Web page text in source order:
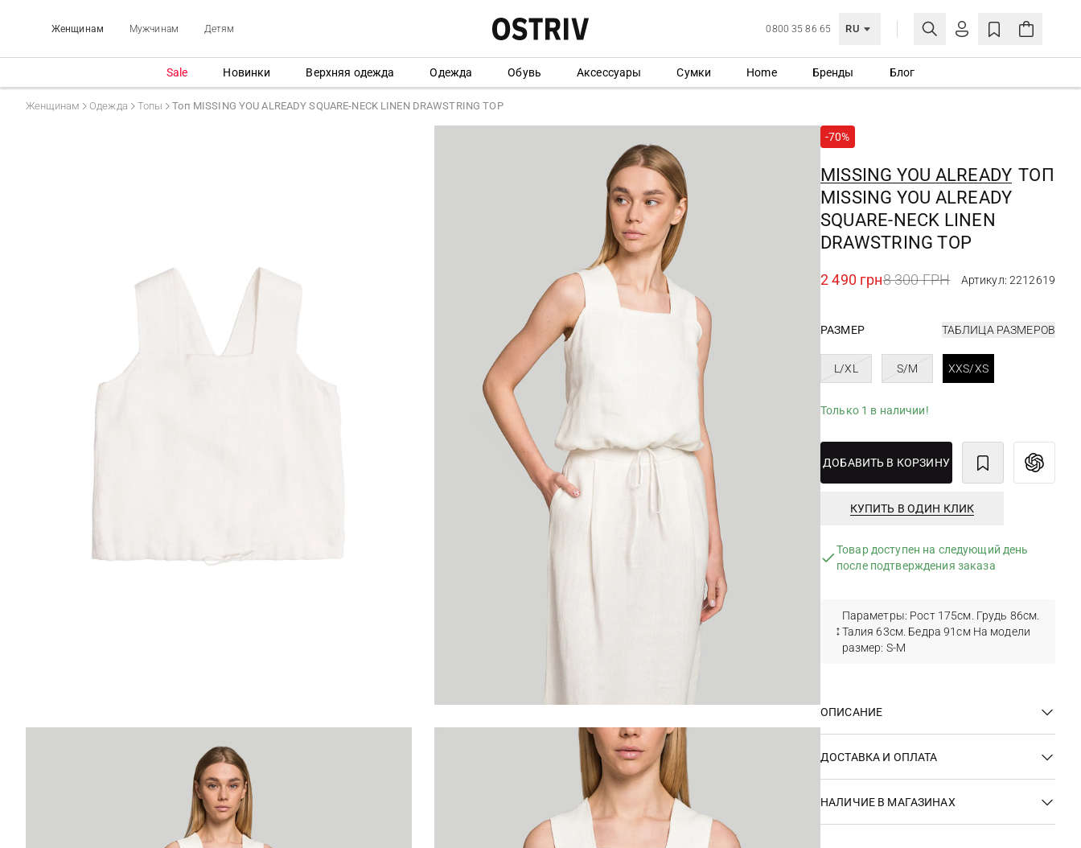
Женщинам Мужчинам Детям 0800 35 86 65 RU
ЛИЧНЫЙ КАБИНЕТ
СОЗДАТЬ УЧЕТНУЮ ЗАПИСЬ
Sale Новинки Верхняя одежда Одежда Обувь Аксессуары Сумки Home Бренды Блог
Женщинам Одежда Топы Топ MISSING YOU ALREADY SQUARE-NECK LINEN DRAWSTRING TOP
-70%
MISSING YOU ALREADY ТОП
MISSING YOU ALREADY
SQUARE-NECK LINEN
DRAWSTRING TOP
2 490 грн8 300 ГРН Артикул: 2212619
РАЗМЕР ТАБЛИЦА РАЗМЕРОВ
L/XL S/M XXS/XS
Только 1 в наличии!
ДОБАВИТЬ В КОРЗИНУ
КУПИТЬ В ОДИН КЛИК
Товар доступен на следующий день
после подтверждения заказа
Параметры: Рост 175см. Грудь 86см.
Талия 63см. Бедра 91см На модели
размер: S-М
ОПИСАНИЕ
ДОСТАВКА И ОПЛАТА
НАЛИЧИЕ В МАГАЗИНАХ